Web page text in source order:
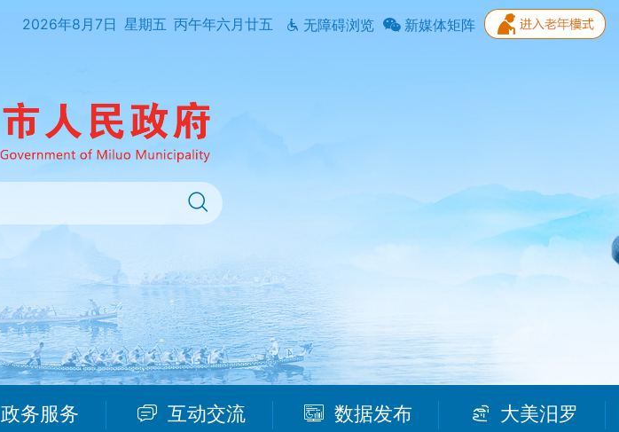
2026年8月7日 星期五 丙午年六月廿五 无障碍浏览 新媒体矩阵
政务服务 互动交流 数据发布 大美汨罗